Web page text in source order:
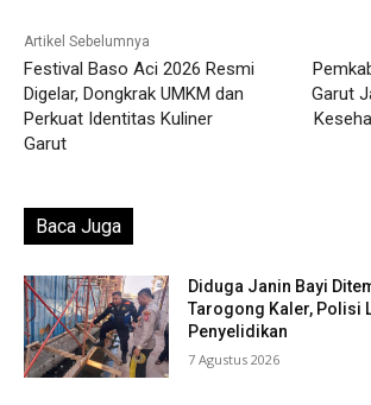
Artikel Sebelumnya
Festival Baso Aci 2026 Resmi
Digelar, Dongkrak UMKM dan
Perkuat Identitas Kuliner
Garut
Garut
Baca Juga
Diduga Janin Bayi
Tarogong Kaler, Polisi
Penyelidikan
7 Agustus 2026